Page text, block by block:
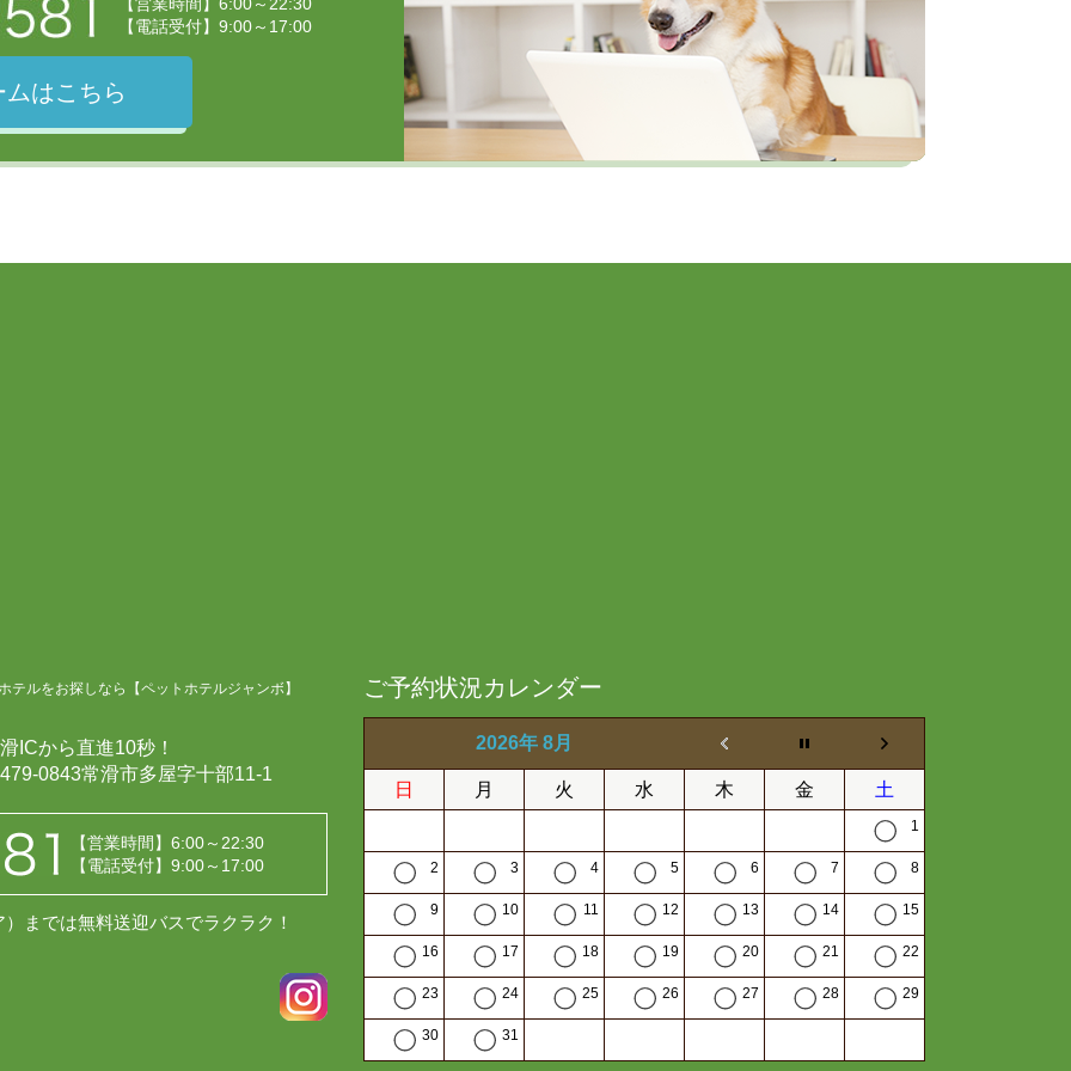
【電話受付】9:00～17:00
はこちら
ルをお探しなら【ペットホテルジャンボ】
ICから直進10秒！
0843常滑市多屋字十部11-1
【営業時間】6:00～22:30
【電話受付】9:00～17:00
までは無料送迎バスでラクラク！
ご予約状況カレンダー
2026年 8月
日 月 火 水 木 金 土
1
2 3 4 5 6 7 8
9 10 11 12 13 14 15
16 17 18 19 20 21 22
23 24 25 26 27 28 29
30 31